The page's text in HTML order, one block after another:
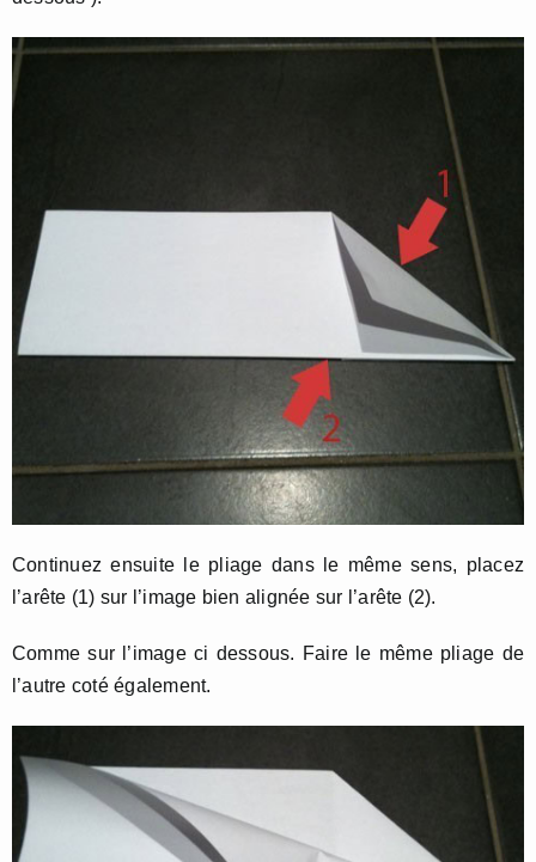
Continuez ensuite le pliage dans le même sens, placez
l’arête (1) sur l’image bien alignée sur l’arête (2).
Comme sur l’image ci dessous. Faire le même pliage de
l’autre coté également.